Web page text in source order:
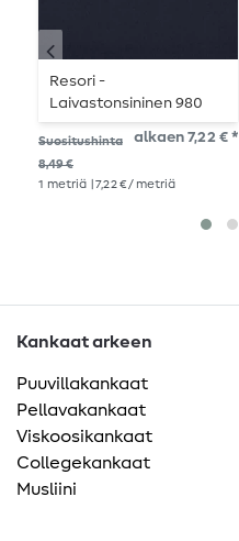
Resori -
Laivastonsininen 980
Suositushinta
8,49 €
alkaen 7,22 € *
1 metriä | 7,22 € / metriä
Kankaat arkeen
Puuvillakankaat
Pellavakankaat
Viskoosikankaat
Collegekankaat
Musliini